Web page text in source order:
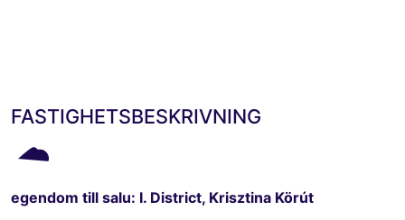
FASTIGHETSBESKRIVNING
egendom till salu: I. District, Krisztina Körút